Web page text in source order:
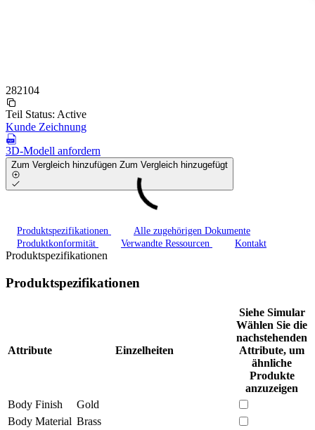
282104
Teil Status: Active
Kunde Zeichnung
3D-Modell anfordern
Zum Vergleich hinzufügen Zum Vergleich hinzugefügt
Produktspezifikationen
Alle zugehörigen Dokumente
Produktkonformität
Verwandte Ressourcen Kontakt
Produktspezifikationen
Produktspezifikationen
Attribute Einzelheiten
Siehe Simular
Wählen Sie die
nachstehenden
Attribute, um
ähnliche
Produkte
anzuzeigen
Body Finish
Gold
Body Material Brass